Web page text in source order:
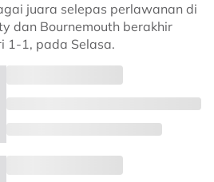
juara selepas perlawanan di
dan Bournemouth berakhir
1-1, pada Selasa.